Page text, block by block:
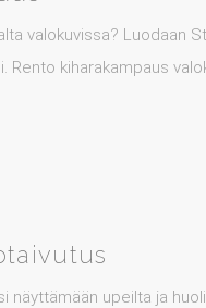
valokuvissa? Luodaan
Rento kiharakampaus
näyttämään upeilta ja